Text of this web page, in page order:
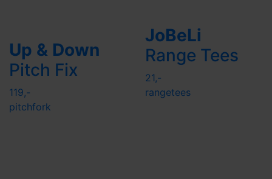
Up & Down
Pitch Fix
119,-
pitchfork
JoBeLi
Range Tees
21,-
rangetees